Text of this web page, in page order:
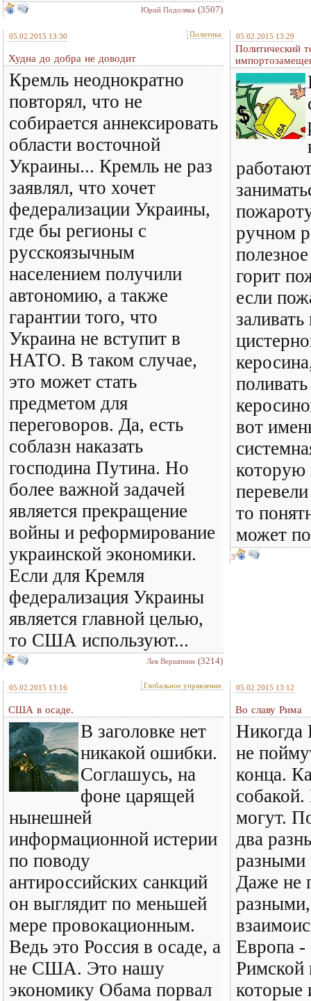
Юрий Подоляка (3507)
05.02.2015 13:30 Политика
Худна до добра не доводит
Кремль неоднократно
повторял, что не
собирается аннексировать
области восточной
Украины... Кремль не раз
заявлял, что хочет
федерализации Украины,
где бы регионы с
русскоязычным
населением получили
автономию, а также
гарантии того, что
Украина не вступит в
НАТО. В таком случае,
это может стать
предметом для
переговоров. Да, есть
соблазн наказать
господина Путина. Но
более важной задачей
является прекращение
войны и реформирование
украинской экономики.
Если для Кремля
федерализация Украины
является главной целью,
то США используют...
Лев Вершинин (3214)
05.02.2015 13:29
Политический
ручном
горит
если
вот
которую
то
может
3
05.02.2015 13:16 Глобальное управление
США в осаде.
В заголовке нет
никакой ошибки.
Соглашусь, на
фоне царящей
нынешней
информационной истерии
по поводу
антироссийских санкций
он выглядит по меньшей
мере провокационным.
Ведь это Россия в осаде, а
не США. Это нашу
экономику Обама порвал
05.02.2015 13:12
Во славу Рима
Никогда
не
конца.
могут.
два
разными
Даже не
Европа -
Римской
которые